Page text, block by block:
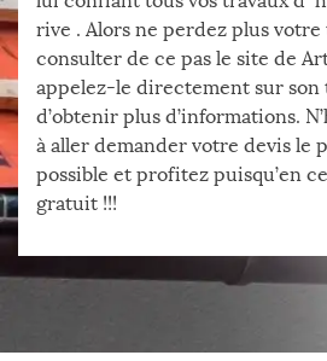
rive . Alors ne perdez plus votre
consulter de ce pas le site de
appelez-le directement sur son
d’obtenir plus d’informations.
à aller demander votre devis le
possible et profitez puisqu’en
gratuit !!!